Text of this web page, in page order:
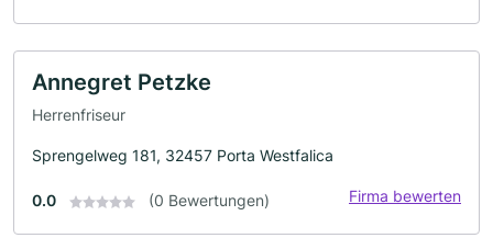
Annegret Petzke
Herrenfriseur
Sprengelweg 181, 32457 Porta Westfalica
0.0 (0 Bewertungen) Firma bewerten